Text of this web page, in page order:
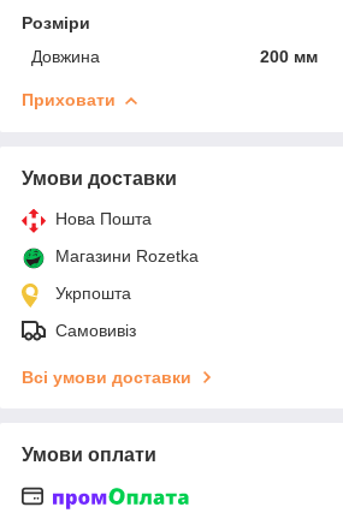
Розміри
Довжина
200 мм
Приховати
Умови доставки
Нова Пошта
Магазини Rozetka
Укрпошта
Самовивіз
Всі умови доставки
Умови оплати